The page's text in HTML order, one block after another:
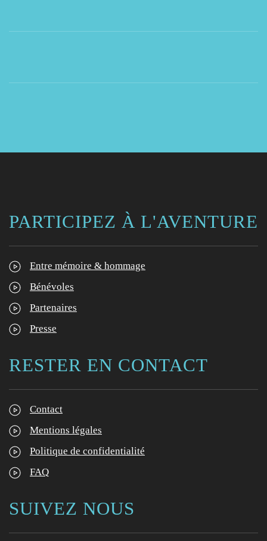
PARTICIPEZ À L'AVENTURE
Entre mémoire & hommage
Bénévoles
Partenaires
Presse
RESTER EN CONTACT
Contact
Mentions légales
Politique de confidentialité
FAQ
SUIVEZ NOUS